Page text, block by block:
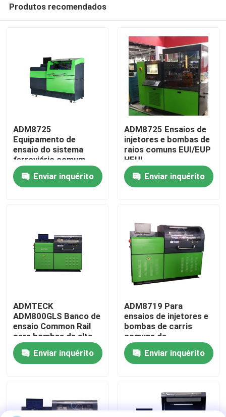
Casa
Produtos
Sobre nós
Controle da qualidade
Notícia
Casos
Equipamento de teste comum do trilho
Produtos recomendados
ADM8725
Equipamento de
ensaio do sistema
ferroviário comum
Enviar inquérito
ADM8725 Ensaios de
injetores e bombas de
raios comuns EUI/EUP
HEUI
Enviar inquérito
ADMTECK
ADM800GLS Banco de
ensaio Common Rail
para bombas de alta
pressão Common Rail
BOSCH DELPHI
SIMENS DENSO
Enviar inquérito
ADM8719 Para
ensaios de injetores e
bombas de carris
comuns da
BOSCH/DENSO/DLEPHI/
18,5KW,2000Bar
Enviar inquérito